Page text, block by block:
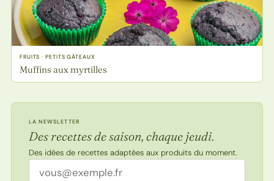
FRUITS · PETITS GÂTEAUX
Muffins aux myrtilles
LA NEWSLETTER
Des recettes de saison, chaque jeudi.
Des idées de recettes adaptées aux produits du moment.
Adresse email